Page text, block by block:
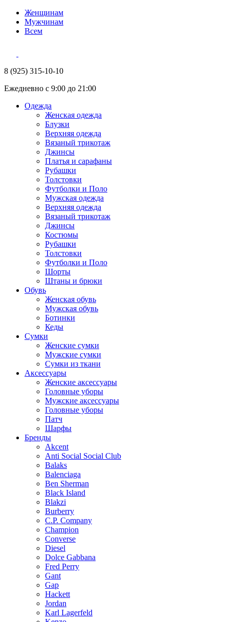
Женщинам
Мужчинам
Всем
8 (925) 315-10-10
Ежедневно с 9:00 до 21:00
Одежда
Женская одежда
Блузки
Верхняя одежда
Вязаный трикотаж
Джинсы
Платья и сарафаны
Рубашки
Толстовки
Футболки и Поло
Мужская одежда
Верхняя одежда
Вязаный трикотаж
Джинсы
Костюмы
Рубашки
Толстовки
Футболки и Поло
Шорты
Штаны и брюки
Обувь
Женская обувь
Мужская обувь
Ботинки
Кеды
Сумки
Женские сумки
Мужские сумки
Сумки из ткани
Аксессуары
Женские аксессуары
Головные уборы
Мужские аксессуары
Головные уборы
Патч
Шарфы
Бренды
Akcent
Anti Social Social Club
Balaks
Balenciaga
Ben Sherman
Black Island
Blakzi
Burberry
C.P. Company
Champion
Converse
Diesel
Dolce Gabbana
Fred Perry
Gant
Gap
Hackett
Jordan
Karl Lagerfeld